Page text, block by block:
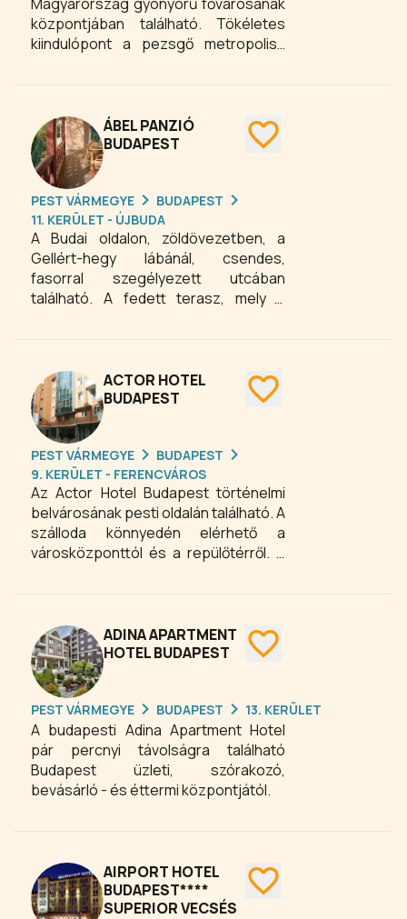
központjában található. Tökéletes
kiindulópont a pezsgő metropolisz
114 modern egy-, két-, vagy
összesen 412 ággyal áll
rendelkezésre.
ÁBEL PANZIÓ
BUDAPEST
PEST VÁRMEGYE
BUDAPEST
11. KERÜLET - ÚJBUDA
A Budai oldalon, zöldövezetben, a
Gellért-hegy lábánál, csendes,
fasorral szegélyezett utcában
található. A fedett terasz, mely a
kellemes hely kávézáshoz,
régi szecessziós vaskorlát vezet le,
ahol a fák árnyékában, kényelmes
teak-fa kertibútorok várják a
vendégeket. Minden szobában
Internet (WiFi) és légkondicionáló
található. A falakat híres magyar
kortárs festők képei díszítik. Néhány
szoba erkély illetve balkon is tartozik,
melyek a kertre, vagy az utcai fasorra
nyílnak.
ACTOR HOTEL
BUDAPEST
PEST VÁRMEGYE
BUDAPEST
9. KERÜLET - FERENCVÁROS
Az Actor Hotel Budapest történelmi
belvárosának pesti oldalán található. A
szálloda könnyedén elérhető a
városközponttól és a repülőtérről. A
és villamos vonalak biztosítják a kitűnő
fővárosban. Adottságaik révén
ideálisak konferenciák, tréningek,
kiállítások, termékbemutatók,
fogadások, céges és családi
összejövetelek lebonyolítására.
Mindegyik terem természetes fénnyel
rendelkezik.
ADINA APARTMENT
HOTEL BUDAPEST
PEST VÁRMEGYE BUDAPEST 13. KERÜLET
A budapesti Adina Apartment Hotel
pár percnyi távolságra található
Budapest üzleti, szórakozó,
bevásárló - és éttermi központjától.
AIRPORT HOTEL
BUDAPEST****
SUPERIOR VECSÉS